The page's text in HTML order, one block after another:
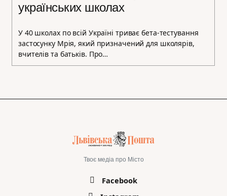
українських школах
У 40 школах по всій Україні триває бета-тестування
застосунку Мрія, який призначений для школярів,
вчителів та батьків. Про…
Твоє медіа про Місто
Facebook